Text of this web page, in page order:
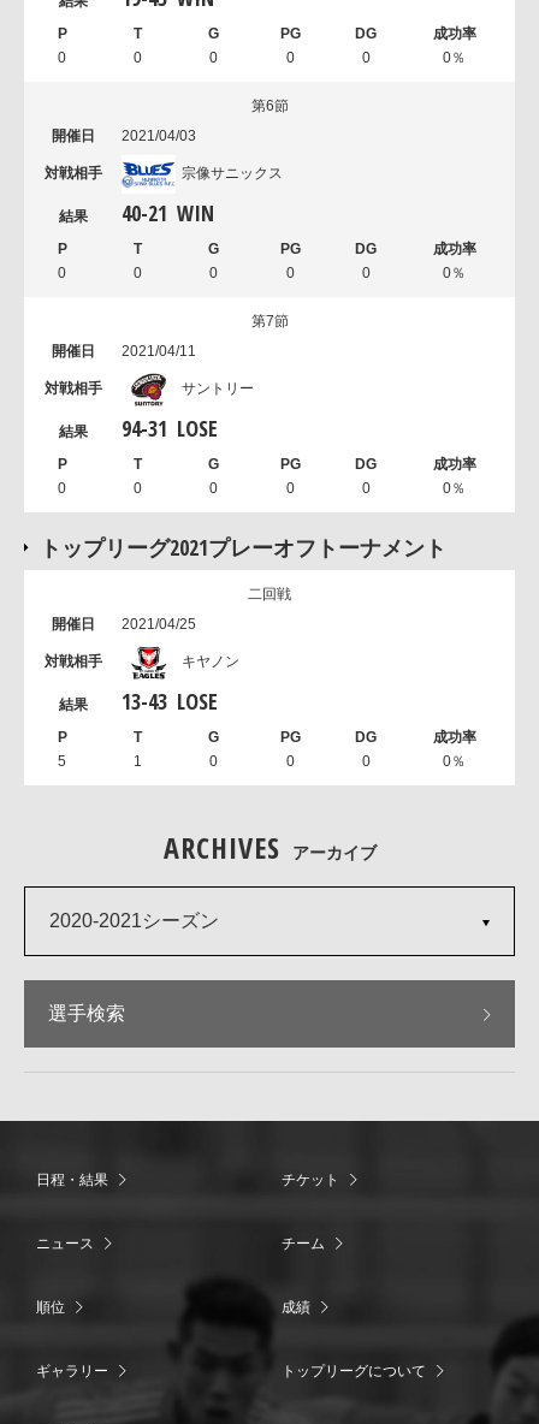
0 0 0 0 0 0％
第6節
2021/04/03
宗像サニックス
40-21 WIN
0 0 0 0 0 0％
第7節
2021/04/11
サントリー
94-31 LOSE
0 0 0 0 0 0％
トップリーグ2021プレーオフトーナメント
二回戦
2021/04/25
キヤノン
13-43 LOSE
5 1 0 0 0 0％
ARCHIVES アーカイブ
2020-2021シーズン
選手検索
日程・結果 チケット
ニュース チーム
順位 成績
ギャラリー トップリーグについて